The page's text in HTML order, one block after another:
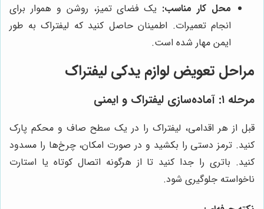
محل کار مناسب: یک فضای تمیز، روشن و هموار برای
انجام تعمیرات. اطمینان حاصل کنید که لیفتراک به طور
ایمن مهار شده است.
مراحل تعویض لوازم یدکی لیفتراک
مرحله ۱: آماده‌سازی لیفتراک و ایمنی
قبل از هر اقدامی، لیفتراک را در یک سطح صاف و محکم پارک
کنید. ترمز دستی را بکشید و در صورت امکان، چرخ‌ها را مسدود
کنید. باتری را جدا کنید تا از هرگونه اتصال کوتاه یا استارت
ناخواسته جلوگیری شود.